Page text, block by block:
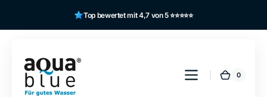
Top bewertet mit 4,7 von 5 ⭐⭐⭐⭐⭐
aqua
blue
0
0